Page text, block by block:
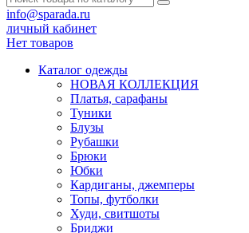
info@sparada.ru
личный кабинет
Нет товаров
Каталог одежды
НОВАЯ КОЛЛЕКЦИЯ
Платья, сарафаны
Туники
Блузы
Рубашки
Брюки
Юбки
Кардиганы, джемперы
Топы, футболки
Худи, свитшоты
Бриджи